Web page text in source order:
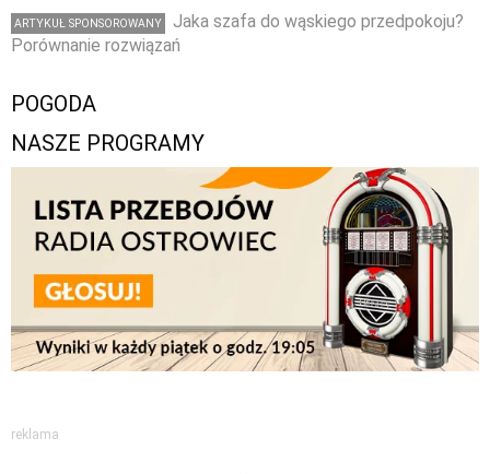
ARTYKUŁ SPONSOROWANY
Jaka szafa do wąskiego przedpokoju?
Porównanie rozwiązań
POGODA
NASZE PROGRAMY
reklama